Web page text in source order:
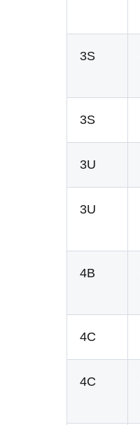
3S
3S
3U
3U
4B
4C
4C